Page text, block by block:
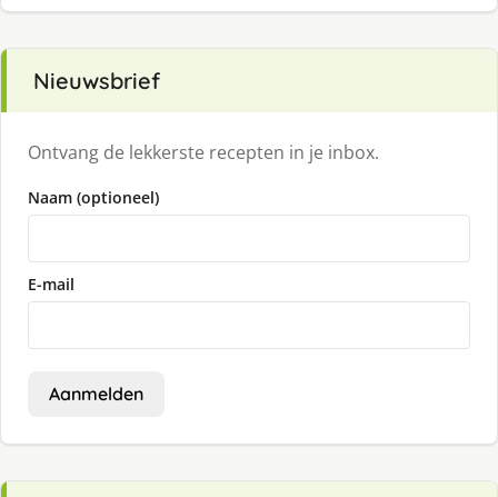
Nieuwsbrief
Ontvang de lekkerste recepten in je inbox.
Naam (optioneel)
E-mail
Aanmelden